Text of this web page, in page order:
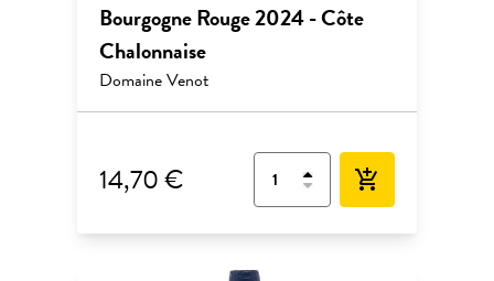
Bourgogne Rouge 2024 - Côte
Chalonnaise
Domaine Venot
14,70 € add_shopping_cart